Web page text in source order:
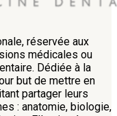
réservée aux
médicales ou
Dédiée à la
but de mettre en
partager leurs
: anatomie, biologie,